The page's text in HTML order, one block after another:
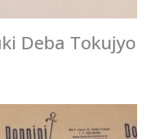
Deba Tokujyo